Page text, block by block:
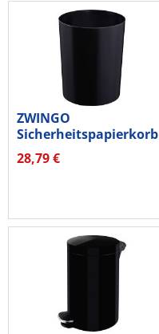
ZWINGO
Sicherheitspapierkorb
Z1100495 13l rund...
28,79 €